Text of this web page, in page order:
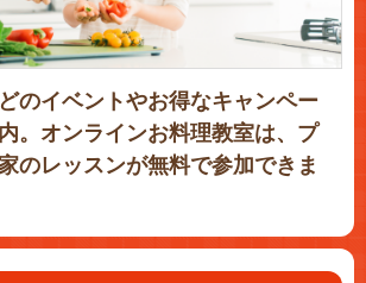
のイベントやお得なキャンペー
。オンラインお料理教室は、プ
のレッスンが無料で参加できま